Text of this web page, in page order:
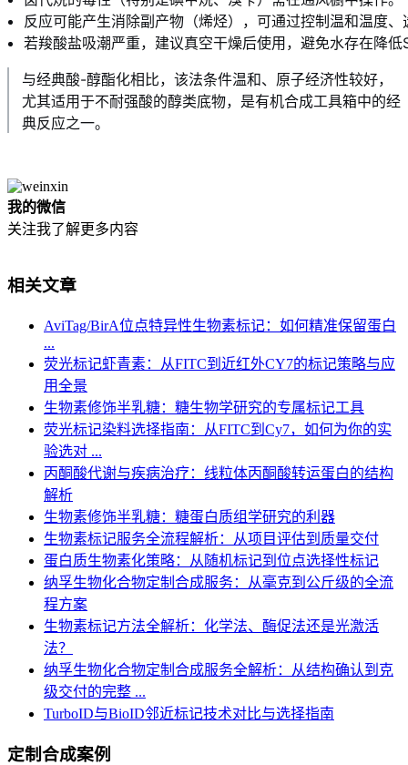
反应可能产生消除副产物（烯烃），可通过控制温和温度
若羧酸盐吸潮严重，建议真空干燥后使用，避免水存在降低
与经典酸-醇酯化相比，该法条件温和、原子经济性较好，
尤其适用于不耐强酸的醇类底物，是有机合成工具箱中的经
典反应之一。
我的微信
关注我了解更多内容
相关文章
AviTag/BirA位点特异性生物素标记：如何精准保留蛋白
...
荧光标记虾青素：从FITC到近红外CY7的标记策略与应
用全景
生物素修饰半乳糖：糖生物学研究的专属标记工具
荧光标记染料选择指南：从FITC到Cy7，如何为你的实
验选对 ...
丙酮酸代谢与疾病治疗：线粒体丙酮酸转运蛋白的结构
解析
生物素修饰半乳糖：糖蛋白质组学研究的利器
生物素标记服务全流程解析：从项目评估到质量交付
蛋白质生物素化策略：从随机标记到位点选择性标记
纳孚生物化合物定制合成服务：从毫克到公斤级的全流
程方案
生物素标记方法全解析：化学法、酶促法还是光激活
法？
纳孚生物化合物定制合成服务全解析：从结构确认到克
级交付的完整 ...
TurboID与BioID邻近标记技术对比与选择指南
定制合成案例